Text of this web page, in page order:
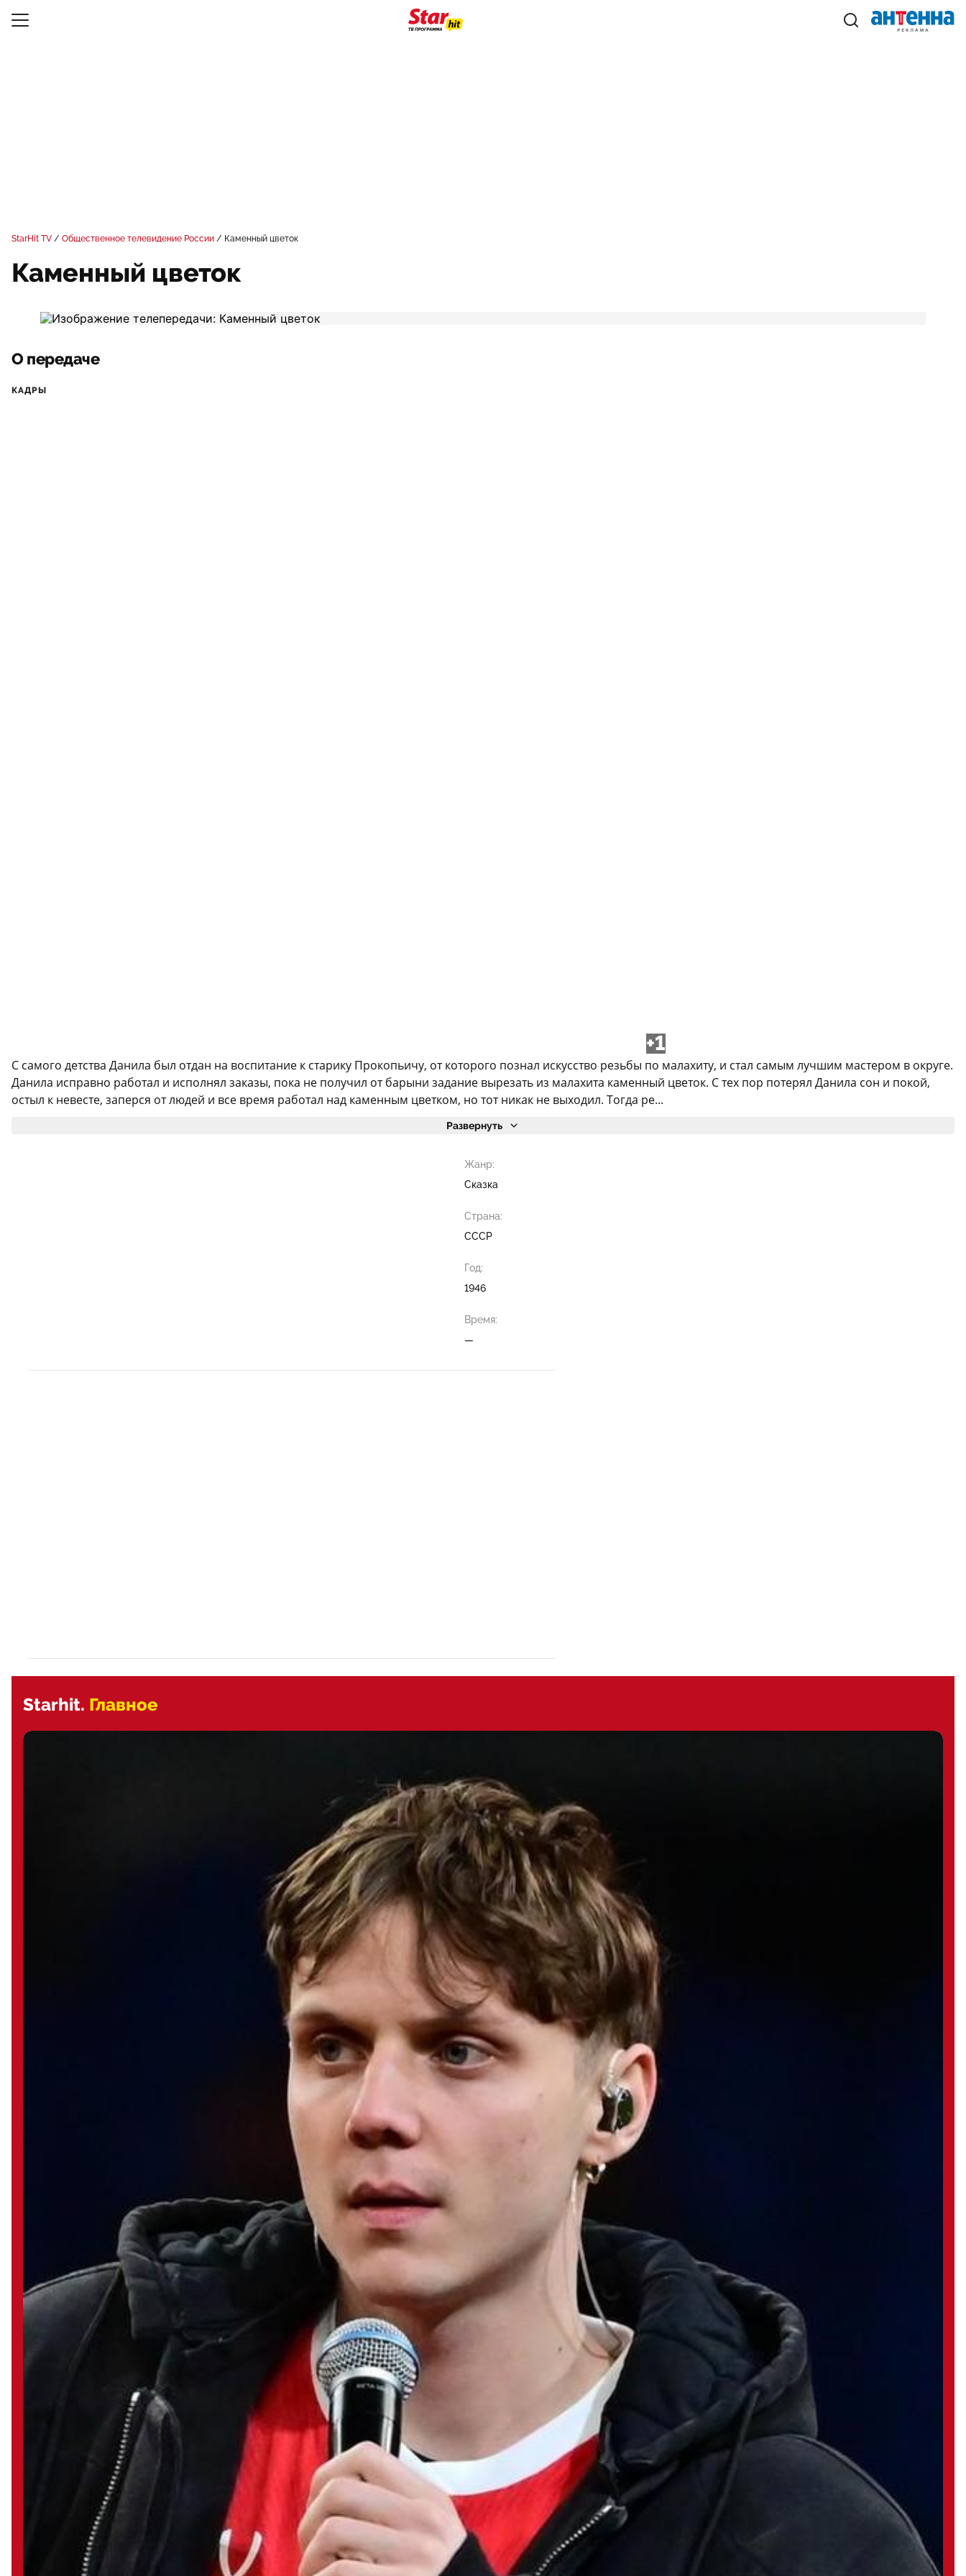
StarHit TV Общественное телевидение России Каменный цветок
Каменный цветок
О передаче
КАДРЫ
+1
С самого детства Данила был отдан на воспитание к старику Прокопьичу, от которого познал искусство резьбы по малахиту, и стал самым лучшим мастером в округе.
Данила исправно работал и исполнял заказы, пока не получил от барыни задание вырезать из малахита каменный цветок. С тех пор потерял Данила сон и покой,
остыл к невесте, заперся от людей и все время работал над каменным цветком, но тот никак не выходил. Тогда ре...
Развернуть
Жанр:
Сказка
Страна:
СССР
Год:
1946
Время:
—
Starhit. Главное